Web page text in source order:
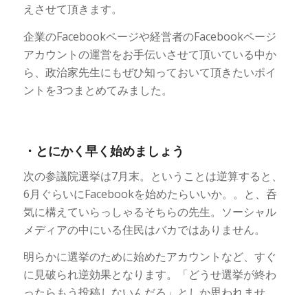
えさせて頂きます。
企業のFacebookページや経営者のFacebookページ
アカウントの運営をお手伝いさせて頂いている中か
ら、政治家先生にもぜひ知っておいて頂きたいポイ
ントを3つまとめてみました。
・とにかく早く始めましょう
次の参議院選挙は7月末。ということは逆算すると、
6月ぐらいにFacebookを始めたらいいか。。と、呑
気に構えていらっしゃるそちらの先生。ソーシャル
メディアの中にいる住民はバカではありません。
明らかに選挙のために始めたアカウントなど、すぐ
に見破られ逆効果となります。「どうせ選挙が終わ